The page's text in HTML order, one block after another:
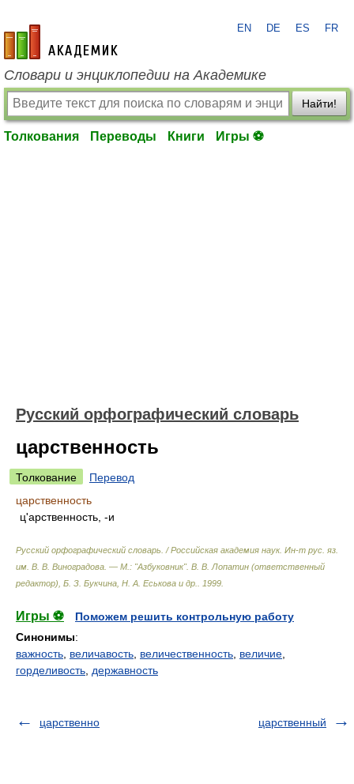
academic.ru
EN DE ES FR
Словари и энциклопедии на Академике
Найти!
Толкования Переводы Книги Игры ⚽
Русский орфографический словарь
царственность
Толкование
Перевод
царственность
ц'арственность, -и
Русский орфографический словарь. / Российская академия наук. Ин-т рус. яз.
им. В. В. Виноградова. — М.: "Азбуковник". В. В. Лопатин (ответственный
редактор), Б. З. Букчина, Н. А. Еськова и др.
1999
Игры ⚽
Поможем решить контрольную работу
Синонимы:
важность величавость величественность величие
горделивость державность
царственно царственный